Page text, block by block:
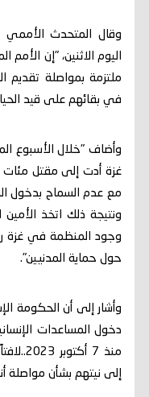
وقال المتحدث
اليوم الاثنين، "إن الأمم
ملتزمة بمواصلة تقديم
في بقائهم على قيد
وأضاف "خلال الأسبوع
غزة أدت إلى مقتل مئات
مع عدم السماح بدخول
ونتيجة ذلك اتخذ
وجود المنظمة في غزة
حول حماية المدنيين".
دخول المساعدات
منذ 7
إلى نيتهم بشأن